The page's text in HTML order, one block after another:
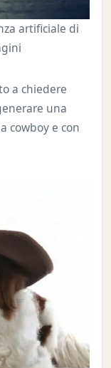
artificiale di
a chiedere
una
cowboy e con